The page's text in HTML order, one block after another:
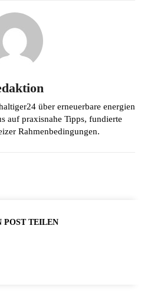
über erneuerbare energien
auf praxisnahe Tipps, fundierte
Rahmenbedingungen.
POST TEILEN